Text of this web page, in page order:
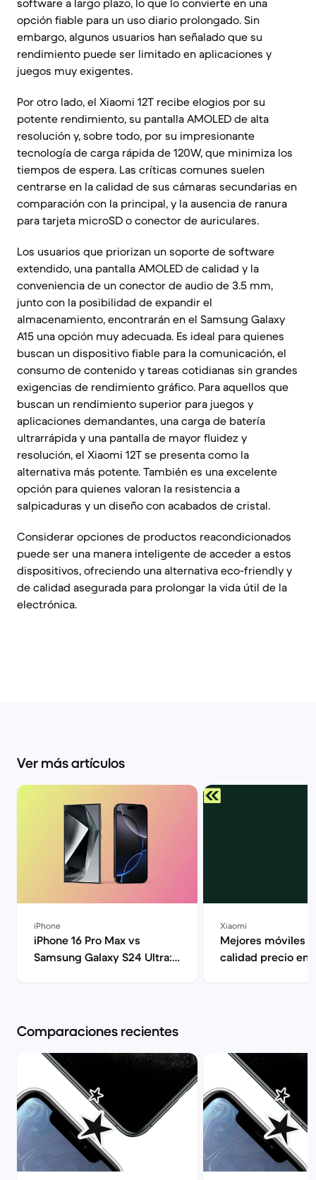
software a largo plazo, lo que lo convierte en una
opción fiable para un uso diario prolongado. Sin
embargo, algunos usuarios han señalado que su
rendimiento puede ser limitado en aplicaciones y
juegos muy exigentes.
Por otro lado, el Xiaomi 12T recibe elogios por su
potente rendimiento, su pantalla AMOLED de alta
resolución y, sobre todo, por su impresionante
tecnología de carga rápida de 120W, que minimiza los
tiempos de espera. Las críticas comunes suelen
centrarse en la calidad de sus cámaras secundarias en
comparación con la principal, y la ausencia de ranura
para tarjeta microSD o conector de auriculares.
Los usuarios que priorizan un soporte de software
extendido, una pantalla AMOLED de calidad y la
conveniencia de un conector de audio de 3.5 mm,
junto con la posibilidad de expandir el
almacenamiento, encontrarán en el Samsung Galaxy
A15 una opción muy adecuada. Es ideal para quienes
buscan un dispositivo fiable para la comunicación, el
consumo de contenido y tareas cotidianas sin grandes
exigencias de rendimiento gráfico. Para aquellos que
buscan un rendimiento superior para juegos y
aplicaciones demandantes, una carga de batería
ultrarrápida y una pantalla de mayor fluidez y
resolución, el Xiaomi 12T se presenta como la
alternativa más potente. También es una excelente
opción para quienes valoran la resistencia a
salpicaduras y un diseño con acabados de cristal.
Considerar opciones de productos reacondicionados
puede ser una manera inteligente de acceder a estos
dispositivos, ofreciendo una alternativa eco-friendly y
de calidad asegurada para prolongar la vida útil de la
electrónica.
Ver más artículos
iPhone
iPhone 16 Pro Max vs
Samsung Galaxy S24 Ultra:
Xiaomi
Mejores móviles
calidad precio en
Comparaciones recientes